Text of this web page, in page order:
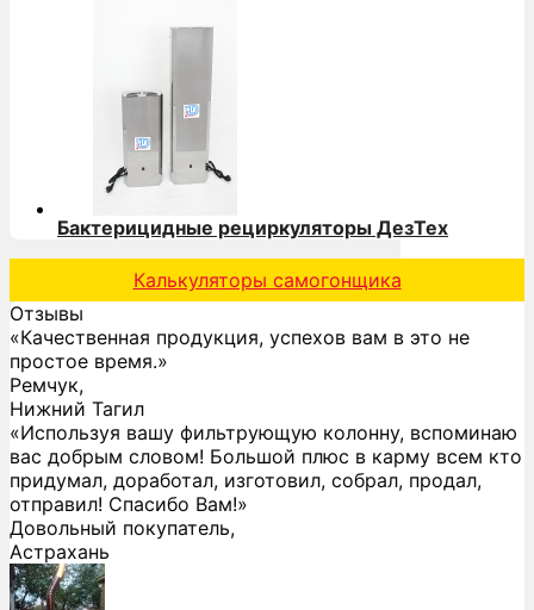
Бактерицидные рециркуляторы ДезТех
Калькуляторы самогонщика
Отзывы
«Качественная продукция, успехов вам в это не
простое время.»
Ремчук,
Нижний Тагил
«Используя вашу фильтрующую колонну, вспоминаю
вас добрым словом! Большой плюс в карму всем кто
придумал, доработал, изготовил, собрал, продал,
отправил! Спасибо Вам!»
Довольный покупатель,
Астрахань